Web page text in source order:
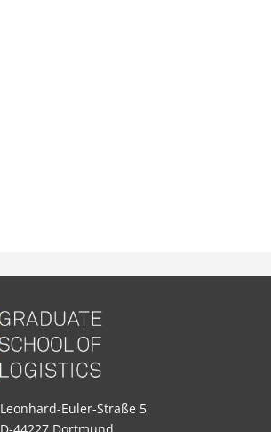
Leonhard-Euler-Straße 5
D-44227 Dortmund